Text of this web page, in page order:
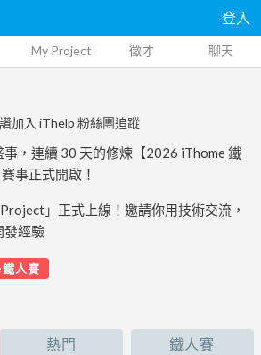
登入
My Project 徵才 聊天
加入 iThelp 粉絲團追蹤
，連續 30 天的修煉【2026 iThome 鐵
事正式開啟！
」正式上線！邀請你用技術交流，
發經驗
人賽
熱門 鐵人賽